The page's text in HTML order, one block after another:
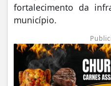
fortalecimento da
município.